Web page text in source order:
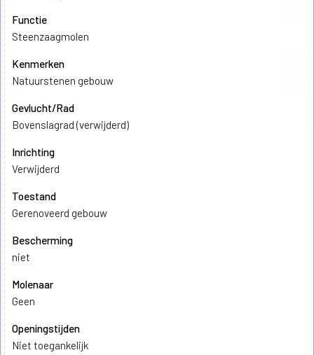
Functie
Steenzaagmolen
Kenmerken
Natuurstenen gebouw
Gevlucht/Rad
Bovenslagrad (verwijderd)
Inrichting
Verwijderd
Toestand
Gerenoveerd gebouw
Bescherming
niet
Molenaar
Geen
Openingstijden
Niet toegankelijk